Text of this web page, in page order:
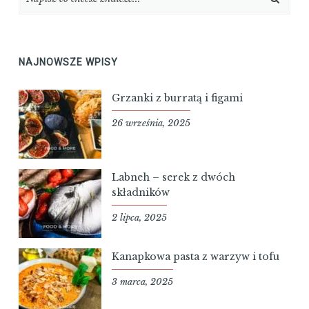
NAJNOWSZE WPISY
Grzanki z burratą i figami
26 września, 2025
Labneh – serek z dwóch
składników
2 lipca, 2025
Kanapkowa pasta z warzyw i tofu
3 marca, 2025